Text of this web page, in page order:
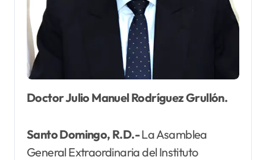
Doctor Julio Manuel Rodríguez Grullón.
Santo Domingo, R.D.-La Asamblea
General Extraordinaria del Instituto